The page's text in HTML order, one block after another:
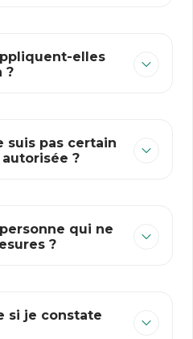
elles
?
suis pas certain
?
qui ne
?
si je constate